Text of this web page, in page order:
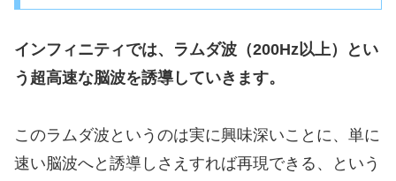
インフィニティでは、ラムダ波（200Hz以上）とい
う超高速な脳波を誘導していきます。
このラムダ波というのは実に興味深いことに、単に
速い脳波へと誘導しさえすれば再現できる、という